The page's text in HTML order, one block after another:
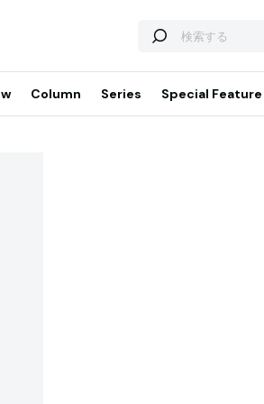
Column Series Special Feature